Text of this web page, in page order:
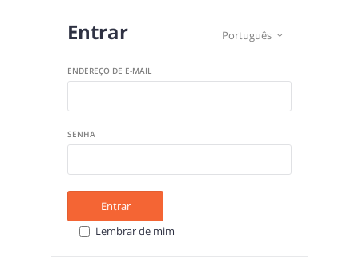
Português 
Entrar
ENDEREÇO DE E-MAIL
SENHA
Entrar
Lembrar de mim